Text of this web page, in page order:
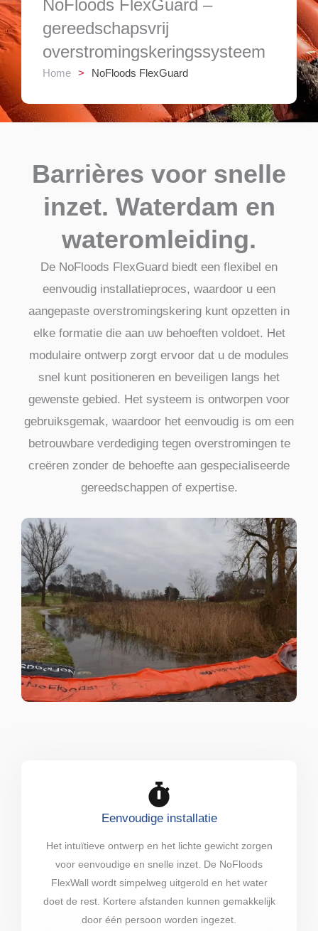
NoFloods FlexGuard –
gereedschapsvrij
overstromingskeringssysteem
Home > NoFloods FlexGuard
Barrières voor snelle
inzet. Waterdam en
wateromleiding.
De NoFloods FlexGuard biedt een flexibel en
eenvoudig installatieproces, waardoor u een
aangepaste overstromingskering kunt opzetten in
elke formatie die aan uw behoeften voldoet. Het
modulaire ontwerp zorgt ervoor dat u de modules
snel kunt positioneren en beveiligen langs het
gewenste gebied. Het systeem is ontworpen voor
gebruiksgemak, waardoor het eenvoudig is om een
betrouwbare verdediging tegen overstromingen te
creëren zonder de behoefte aan gespecialiseerde
gereedschappen of expertise.
Eenvoudige installatie
Het intuïtieve ontwerp en het lichte gewicht zorgen
voor eenvoudige en snelle inzet. De NoFloods
FlexWall wordt simpelweg uitgerold en het water
doet de rest. Kortere afstanden kunnen gemakkelijk
door één persoon worden ingezet.